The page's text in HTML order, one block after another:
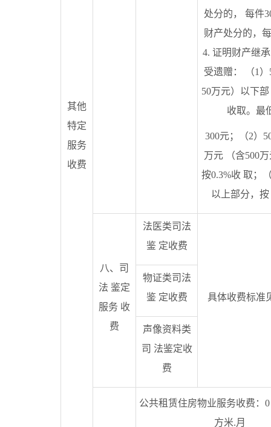
其他
特定
服务
收费
处分的， 每件
财产处分的，
4. 证明财产继
受遗赠： （1
50万元）以下
收取。最
300元；（2）
万元 （含500
按0.3%收 取；
以上部分，按
八、司
法 鉴定
服务 收
费
法医类司法
鉴 定收费
具体收费标准
物证类司法
鉴 定收费
声像资料类
司 法鉴定收
费
公共租赁住房物业服务收费：
方米.月